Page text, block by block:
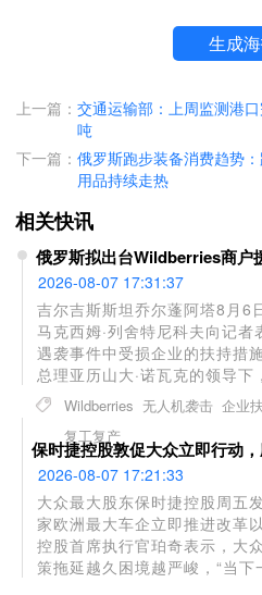
生成
上一篇： 交通运输部：上周监测港
吨
下一篇： 俄罗斯跑步装备消费趋势
用品持续走热
相关快讯
俄罗斯拟出台Wildberries商户
2026-08-07 17:31:37
吉尔吉斯斯坦乔尔蓬阿塔8月
马克西姆·列舍特尼科夫向记
遇袭事件中受损企业的扶持措
总理亚历山大·诺瓦克的领导
部、联邦税务局和中央银行研
是恢复商品稳定供应并帮助供
Wildberries多个物流中心遭乌
要求制定专项帮扶政策，该电
计划。
Wildberries 无人机袭击 企业
复工复产
保时捷控股敦促大众立即行动
2026-08-07 17:21:33
大众最大股东保时捷控股周五
家欧洲最大车企立即推进改革
控股首席执行官珀奇表示，大
策拖延越久困境越严峻，“当